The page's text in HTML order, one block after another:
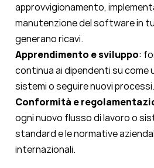
approvvigionamento,
manutenzione del software in
generano ricavi.
Apprendimento e sviluppo:
continua ai dipendenti su come
sistemi o seguire nuovi processi.
Conformità e
ogni nuovo flusso di lavoro o
standard e le normative
internazionali.